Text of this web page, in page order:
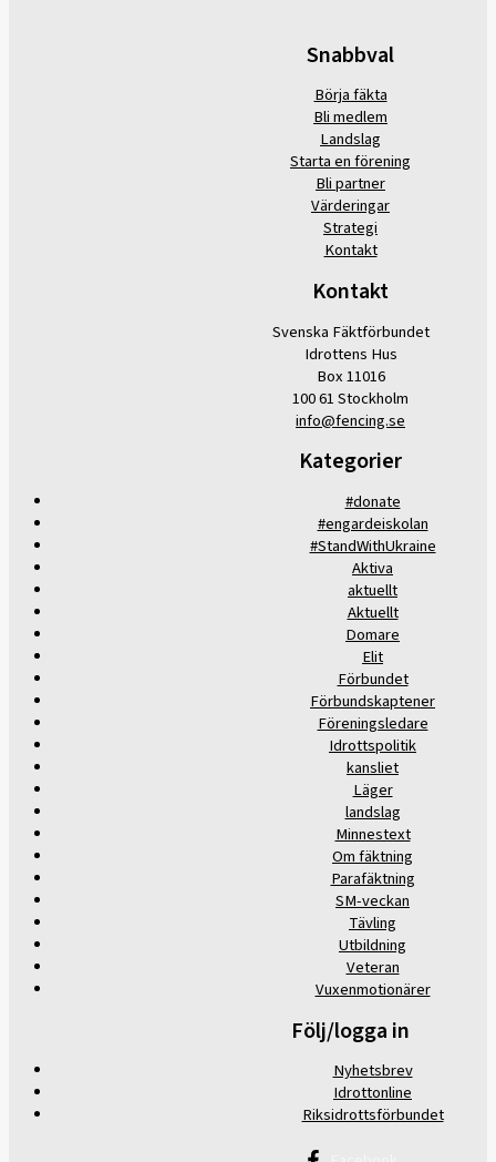
Snabbval
Börja fäkta
Bli medlem
Landslag
Starta en förening
Bli partner
Värderingar
Strategi
Kontakt
Kontakt
Svenska Fäktförbundet
Idrottens Hus
Box 11016
100 61 Stockholm
info@fencing.se
Kategorier
#donate
#engardeiskolan
#StandWithUkraine
Aktiva
aktuellt
Aktuellt
Domare
Elit
Förbundet
Förbundskaptener
Föreningsledare
Idrottspolitik
kansliet
Läger
landslag
Minnestext
Om fäktning
Parafäktning
SM-veckan
Tävling
Utbildning
Veteran
Vuxenmotionärer
Följ/logga in
Nyhetsbrev
Idrottonline
Riksidrottsförbundet